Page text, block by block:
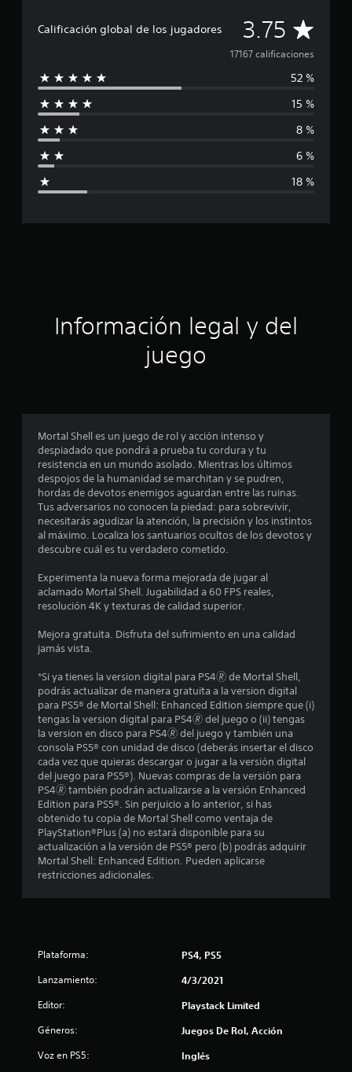
Calificación global de los jugadores 3.75 C
a
l
a
ó
m
e
d
3
.
7
5
e
s
r
l
17167 calificaciones
52 %
15 %
8 %
6 %
18 %
Información legal y del
juego
Mortal Shell es un juego de rol y acción intenso y
despiadado que pondrá a prueba tu cordura y tu
resistencia en un mundo asolado. Mientras los últimos
despojos de la humanidad se marchitan y se pudren,
hordas de devotos enemigos aguardan entre las ruinas.
Tus adversarios no conocen la piedad: para sobrevivir,
necesitarás agudizar la atención, la precisión y los instintos
al máximo. Localiza los santuarios ocultos de los devotos y
descubre cuál es tu verdadero cometido.
Experimenta la nueva forma mejorada de jugar al
aclamado Mortal Shell. Jugabilidad a 60 FPS reales,
resolución 4K y texturas de calidad superior.
Mejora gratuita. Disfruta del sufrimiento en una calidad
jamás vista.
*Si ya tienes la version digital para PS4🄬 de Mortal Shell,
podrás actualizar de manera gratuita a la version digital
para PS5® de Mortal Shell: Enhanced Edition siempre que (i)
tengas la version digital para PS4🄬 del juego o (ii) tengas
la version en disco para PS4🄬 del juego y también una
consola PS5® con unidad de disco (deberás insertar el disco
cada vez que quieras descargar o jugar a la versión digital
del juego para PS5®). Nuevas compras de la versión para
PS4🄬 también podrán actualizarse a la versión Enhanced
Edition para PS5®. Sin perjuicio a lo anterior, si has
obtenido tu copia de Mortal Shell como ventaja de
PlayStation®Plus (a) no estará disponible para su
actualización a la versión de PS5® pero (b) podrás adquirir
Mortal Shell: Enhanced Edition. Pueden aplicarse
restricciones adicionales.
Plataforma: PS4, PS5
Lanzamiento: 4/3/2021
Editor: Playstack Limited
Géneros: Juegos De Rol, Acción
Voz en PS5: Inglés